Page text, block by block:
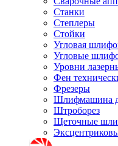
Станки
Степлеры
Стойки
Угловая
Угловые
Уровни
Фен
Фрезеры
Шлифмашина
Штроборез
Щеточные